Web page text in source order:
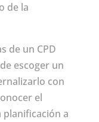
de la
de un CPD
escoger un
con
el
planificación a